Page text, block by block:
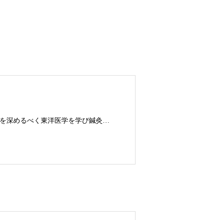
鍼灸師。体育大学出身。フィットネストレーナーとして10年勤務。さらに探求を深めるべく東洋医学を学び鍼灸師に転身。治療歴20年。体の整体治療、食いしばり改善治療、その他顔鍼など様々な症状の施術に日々、奔走しております。